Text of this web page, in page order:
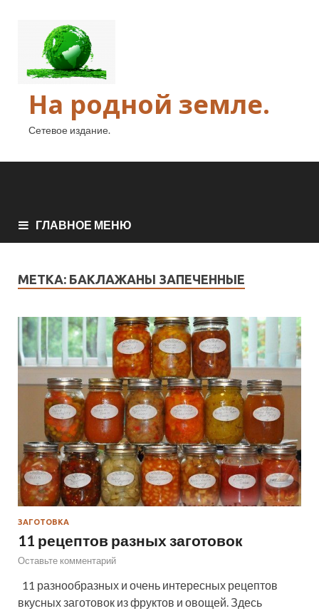
На родной земле.
Сетевое издание.
ГЛАВНОЕ МЕНЮ
МЕТКА: БАКЛАЖАНЫ ЗАПЕЧЕННЫЕ
ЗАГОТОВКА
11 рецептов разных заготовок
Оставьте комментарий
11 разнообразных и очень интересных рецептов
вкусных заготовок из фруктов и овощей. Здесь